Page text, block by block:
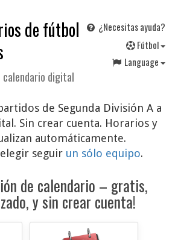
de fútbol
digital
¿Necesitas ayuda?
Fútbol
Language
de Segunda División A a
Sin crear cuenta. Horarios y
automáticamente.
seguir un sólo equipo.
de calendario – gratis,
y sin crear cuenta!